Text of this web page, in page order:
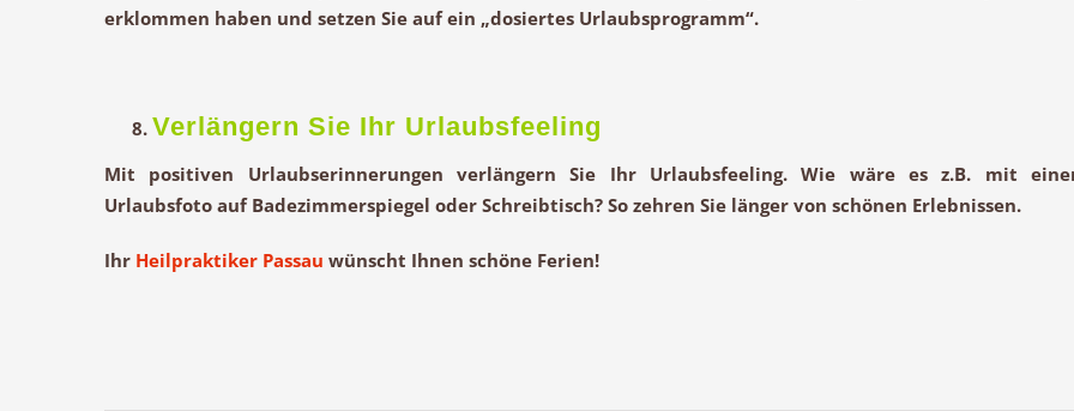
erklommen haben und setzen Sie auf ein „dosiertes Urlaubsprogramm“.
Verlängern Sie Ihr Urlaubsfeeling
Mit positiven Urlaubserinnerungen verlängern Sie Ihr Urlaubsfeeling. Wie wäre es z.B. mit
Urlaubsfoto auf Badezimmerspiegel oder Schreibtisch? So zehren Sie länger von schönen Erlebnissen.
Ihr Heilpraktiker Passau wünscht Ihnen schöne Ferien!